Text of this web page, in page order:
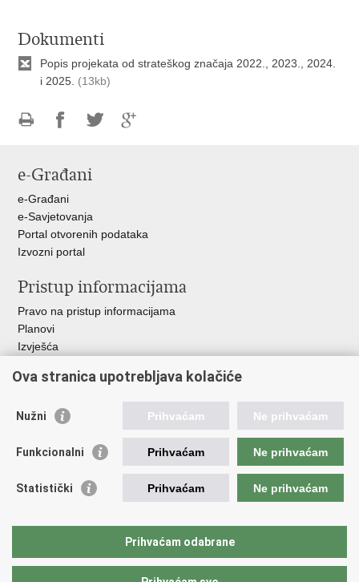
Dokumenti
Popis projekata od strateškog značaja 2022., 2023., 2024.
i 2025. (13kb)
FacebookuTwitteru
e-Građani
e-Građani
e-Savjetovanja
Portal otvorenih podataka
Izvozni portal
Pristup informacijama
Pravo na pristup informacijama
Planovi
Izvješća
Vlada RH
Ured predsjednika
Ministarstvo demografije i useljeništva
HRT - Glas Hrvatske
Ova stranica upotrebljava kolačiće
Nužni Prihvaćam Ne prihvaćam
Funkcionalni Prihvaćam Ne prihvaćam
Statistički Prihvaćam Ne prihvaćam
Prihvaćam odabrane